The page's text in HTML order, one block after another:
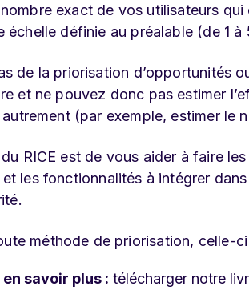
nombre exact de vos utilisateurs
échelle définie au préalable (de 1
de la priorisation d’opportunités
et ne pouvez donc pas estimer
(par exemple, estimer le
du RICE est de vous aider à faire
et les fonctionnalités à intégrer
méthode de priorisation, celle-
en savoir plus : télécharger notre